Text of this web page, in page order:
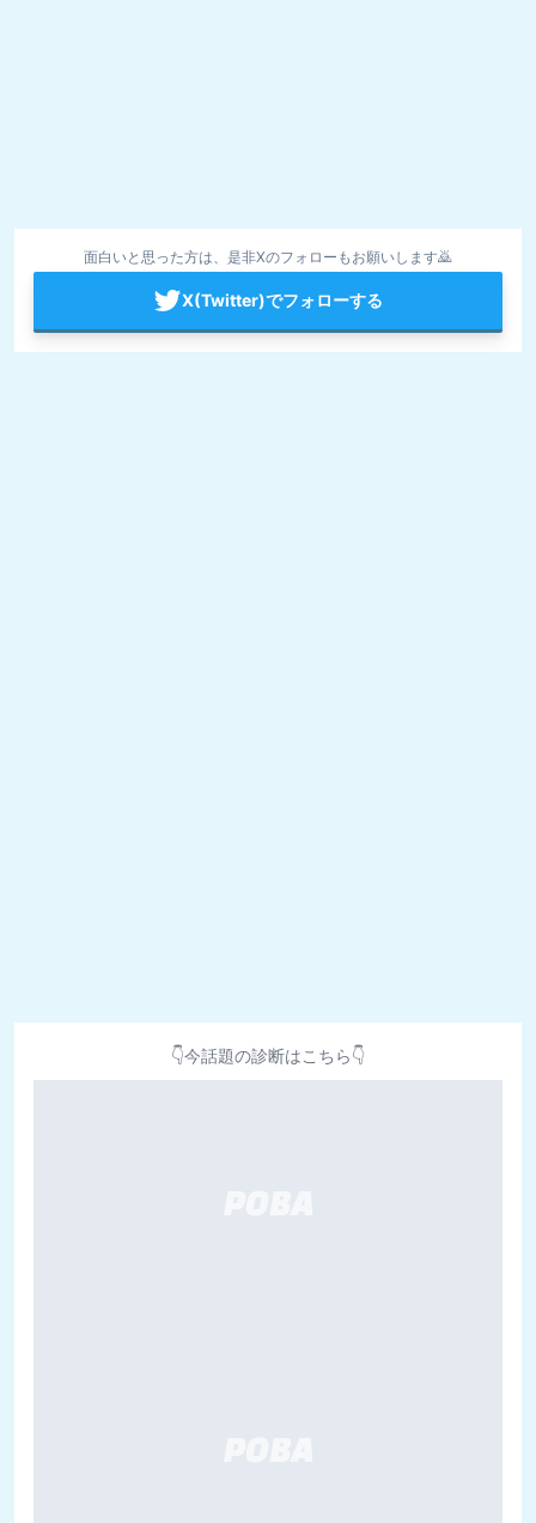
面白いと思った方は、是非Xのフォローもお願いします🙇
X(Twitter)でフォローする
👇今話題の診断はこちら👇